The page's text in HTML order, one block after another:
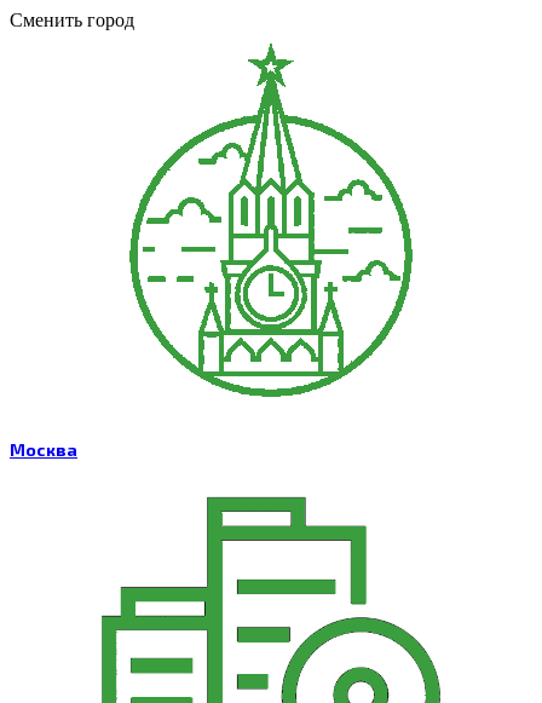
Сменить город
Москва